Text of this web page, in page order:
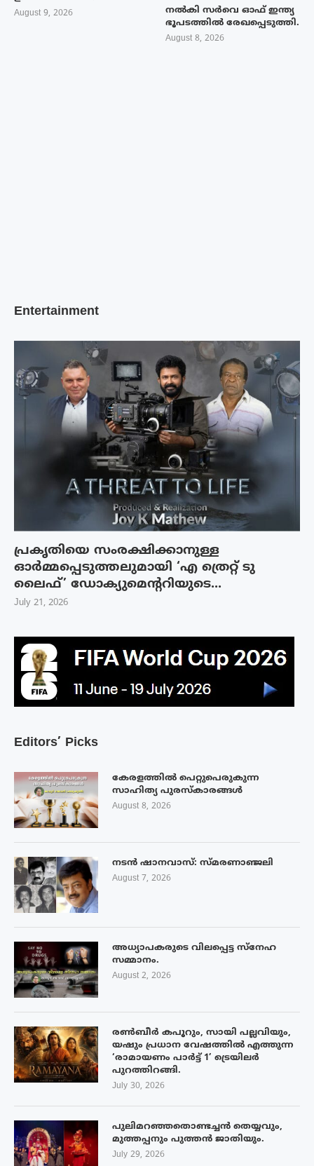
Editors’ Picks
കേരളത്തിൽ പെറ്റുപെരുകുന്ന
സാഹിത്യ പുരസ്‌കാരങ്ങൾ
August 8, 2026
നടൻ ഷാനവാസ്: സ്മരണാഞ്ജലി
August 7, 2026
അധ്യാപകരുടെ വിലപ്പെട്ട സ്നേഹ
സമ്മാനം.
August 2, 2026
രൺബീർ കപൂറും, സായി പല്ലവിയും,
യഷും പ്രധാന വേഷത്തിൽ എത്തുന്ന
‘രാമായണം പാർട്ട് 1’ ട്രെയിലർ
പുറത്തിറങ്ങി.
July 30, 2026
പുലിമറഞ്ഞതൊണ്ടച്ചൻ തെയ്യവും,
മുത്തപ്പനും പുത്തൻ ജാതിയും.
July 29, 2026
August 9, 2026
നൽകി സർവെ ഓഫ് ഇന്ത്യ
ഭൂപടത്തിൽ രേഖപ്പെടുത്തി.
August 8, 2026
Entertainment
പ്രകൃതിയെ സംരക്ഷിക്കാനുള്ള
ഓർമ്മപ്പെടുത്തലുമായി ‘എ ത്രെറ്റ് ടു
ലൈഫ്’ ഡോക്യുമെന്ററിയുടെ...
July 21, 2026